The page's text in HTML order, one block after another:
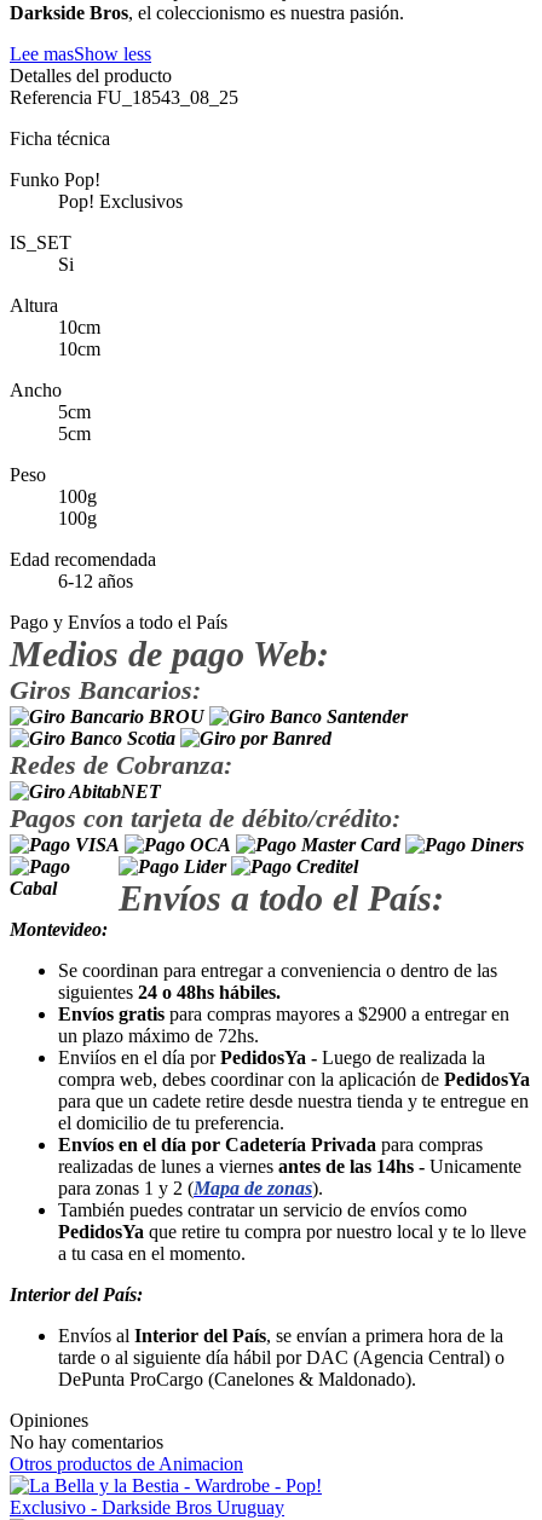
Darkside Bros, el coleccionismo es nuestra pasión.
Lee masShow less
Detalles del producto
Referencia FU_18543_08_25
Ficha técnica
Funko Pop!
Pop! Exclusivos
IS_SET
Si
Altura
10cm
10cm
Ancho
5cm
5cm
Peso
100g
100g
Edad recomendada
6-12 años
Pago y Envíos a todo el País
Medios de pago Web:
Giros Bancarios:
Redes de Cobranza:
Pagos con tarjeta de débito/crédito:
Envíos a todo el País:
Montevideo:
Se coordinan para entregar a conveniencia o dentro de las
siguientes 24 o 48hs hábiles.
Envíos gratis para compras mayores a $2900 a entregar en
un plazo máximo de 72hs.
Enviíos en el día porPedidosYa - Luego de realizada la
compra web, debes coordinar con la aplicación de PedidosYa
para que un cadete retire desde nuestra tienda y te entregue en
el domicilio de tu preferencia.
Envíos en el día por Cadetería Privada para compras
realizadas de lunes a viernes antes de las 14hs - Unicamente
para zonas 1 y 2 (Mapa de zonas).
También puedes contratar un servicio de envíos como
PedidosYa que retire tu compra por nuestro local y te lo lleve
a tu casa en el momento.
Interior del País:
Envíos al Interior del País, se envían a primera hora de la
tarde o al siguiente día hábil por DAC (Agencia Central) o
DePunta ProCargo (Canelones & Maldonado).
Opiniones
No hay comentarios
Otros productos de Animacion